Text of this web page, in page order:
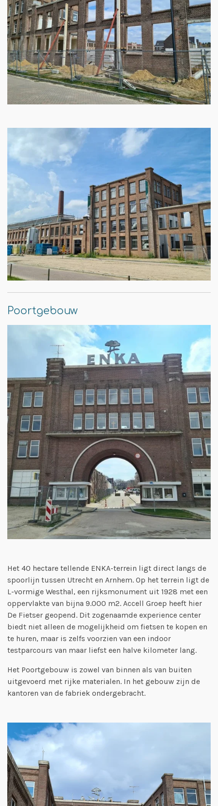
Poortgebouw
Het 40 hectare tellende ENKA-terrein ligt direct langs de
spoorlijn tussen Utrecht en Arnhem. Op het terrein ligt de
L-vormige Westhal, een rijksmonument uit 1928 met een
oppervlakte van bijna 9.000 m2. Accell Groep heeft hier
De Fietser geopend. Dit zogenaamde experience center
biedt niet alleen de mogelijkheid om fietsen te kopen en
te huren, maar is zelfs voorzien van een indoor
testparcours van maar liefst een halve kilometer lang.
Het Poortgebouw is zowel van binnen als van buiten
uitgevoerd met rijke materialen. In het gebouw zijn de
kantoren van de fabriek ondergebracht.